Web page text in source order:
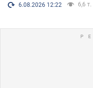
6.08.2026 12:22 6,6 т.